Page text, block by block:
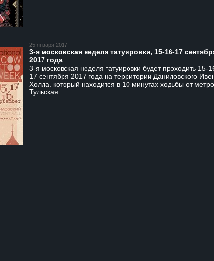
25 января 2017
3-я московская неделя татуировки, 15-16-17
2017 года
3-я московская неделя татуировки будет проходить 15-
17 сентября 2017 года на территории Даниловского
Холла, который находится в 10 минутах ходьбы от метро
Тульская.